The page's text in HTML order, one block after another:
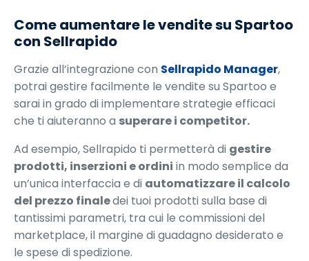
Come aumentare le vendite su Spartoo
con Sellrapido
Grazie all’integrazione con Sellrapido Manager,
potrai gestire facilmente le vendite su Spartoo e
sarai in grado di implementare strategie efficaci
che ti aiuteranno a superare i competitor.
Ad esempio, Sellrapido ti permetterà di gestire
prodotti, inserzioni e ordini in modo semplice da
un’unica interfaccia e di automatizzare il calcolo
del prezzo finaledei tuoi prodotti sulla base di
tantissimi parametri, tra cui le commissioni del
marketplace, il margine di guadagno desiderato e
le spese di spedizione.